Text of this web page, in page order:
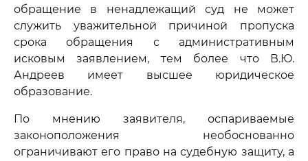
обращение в ненадлежащий суд не может
служить уважительной причиной пропуска
срока обращения с административным
исковым заявлением, тем более что В.Ю.
Андреев имеет высшее юридическое
образование.
По мнению заявителя, оспариваемые
законоположения необоснованно
ограничивают его право на судебную защиту, а